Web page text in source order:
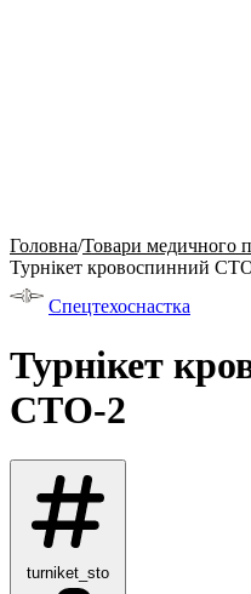
Головна/Товари медичного
Турнікет кровоспинний
Спецтехоснастка
Турнікет
СТО-2
turniket_sto